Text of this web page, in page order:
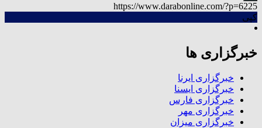
https://www.darabonline.com/?p=6225
کپی
خبرگزاری ها
خبرگزاری ایرنا
خبرگزاری ایسنا
خبرگزاری فارس
خبرگزاری مهر
خبرگزاری میزان